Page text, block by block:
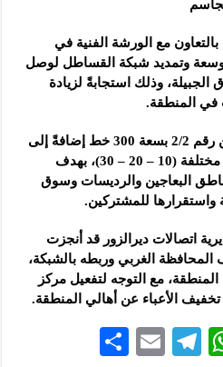
مع الورشة الفنية في
وتمديد شبكة القساطل لوصل
وذلك استجابةً لزيادة
في المنطقة.
وتتضمن الأعمال تفعيل الكابين رقم 2/2 بسعة 300 خط إضافةً إلى
تشغيل 21 علبة فرعية بسعات مختلفة (10 – 20 – 30)، بهدف
البعاجين والرديسات وسوق
واستقرارها للمشتركين.
اتصالات ديرالزور قد أنجزت
الغربي وربطه بالشبكة،
مع التوجه لتفعيل مركز
الأعباء عن أهالي المنطقة.
W
Te
E